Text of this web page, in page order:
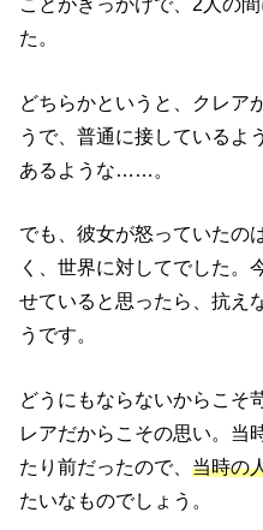
ことがきっかけで、2人の
た。
どちらかというと、クレア
うで、普通に接しているよ
あるような……。
でも、彼女が怒っていたの
く、世界に対してでした。
せていると思ったら、抗え
うです。
どうにもならないからこそ
レアだからこその思い。当
たり前だったので、 当時の
たいなものでしょう。